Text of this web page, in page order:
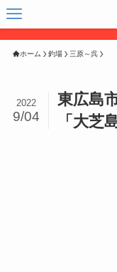
ホーム 釣場 三原～呉
東広島
「大芝
2022
9/04